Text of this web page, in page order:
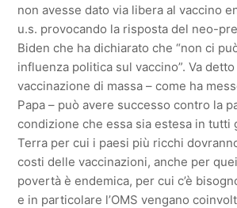
non avesse dato via libera al vaccino
u.s. provocando la risposta del neo-
Biden che ha dichiarato che “non ci
influenza politica sul vaccino”. Va
vaccinazione di massa – come ha
Papa – può avere successo contro la
condizione che essa sia estesa in tutti
Terra per cui i paesi più ricchi
costi delle vaccinazioni, anche per
povertà è endemica, per cui c’è
e in particolare l’OMS vengano